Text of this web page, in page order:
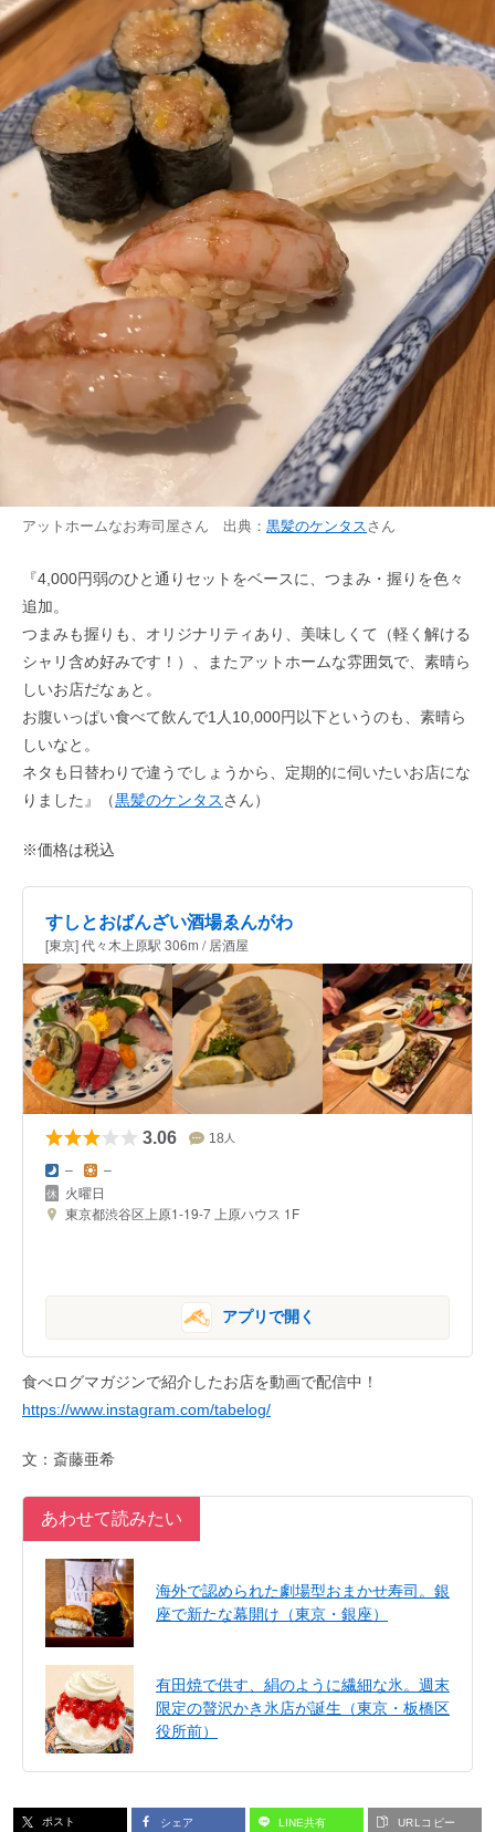
アットホームなお寿司屋さん 出典： 黒髪のケンタスさん
『4,000円弱のひと通りセットをベースに、つまみ・握りを色々
追加。
つまみも握りも、オリジナリティあり、美味しくて（軽く解ける
シャリ含め好みです！）、またアットホームな雰囲気で、素晴ら
しいお店だなぁと。
お腹いっぱい食べて飲んで1人10,000円以下というのも、素晴ら
しいなと。
ネタも日替わりで違うでしょうから、定期的に伺いたいお店にな
りました』（黒髪のケンタス さん）
※価格は税込
すしとおばんざい酒場ゑんがわ
[東京] 代々木上原駅 306m / 居酒屋
3.06 18 人
– –
火曜日
東京都渋谷区上原1-19-7 上原ハウス 1F
アプリで開く
食べログマガジンで紹介したお店を動画で配信中！
https://www.instagram.com/tabelog/
文：斎藤亜希
あわせて読みたい
海外で認められた劇場型おまかせ寿司。銀
座で新たな幕開け（東京・銀座）
有田焼で供す、絹のように繊細な氷。週末
限定の贅沢かき氷店が誕生（東京・板橋区
役所前）
ポスト シェア LINE共有 URLコピー